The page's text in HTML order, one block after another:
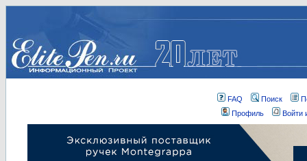
FAQ Поиск
Профиль
Войти